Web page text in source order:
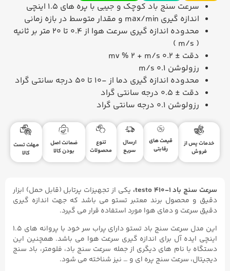
سرعت سنج باد کوچک و جیبی با پره های 1.5 اینچی
اندازه گیری max/min و مقدار متوسط در بازه زمانی
محدوده اندازه گیری سرعت هوا از 0.4 تا 20 متر بر ثانیه
(
m/s
)
دقت ±
m/s
+ 2 %
mv
رزولوشن 0.1
m/s
محدوده اندازه گیری دما از -10 تا 50 درجه سانتی گراد
دقت ±
رزولوشن 0.1 درجه سانتی گراد
خدمات پس از
فروش
قیمت های
رقابتی
ارسال
سریع
تنوع
محصولات
ضمانت اصل
بودن کالا
مهلت تست
کالا
سرعت سنج باد testo ۴۱۰-۱،
یکی از تجهیزات پرتابل (قابل حمل) ابزار
دقیق و محصول برند معتبر تستو می باشد که جهت اندازه گیری
دقیق سرعت و دمای هوا مورد استفاده قرار می گیرد.
این مدل سرعت سنج باد تستو دارای پراب سر خود با پروانه های ۱.۵
اینچی ایده آل برای اندازه گیری سرعت هوا می باشد. همچنین این
دستگاه با نام های دیگری از جمله سرعت سنج باد، فلومتر، باد سنج
دیجیتال، سرعت سنج پره ای و … نیز شناخته می شود.